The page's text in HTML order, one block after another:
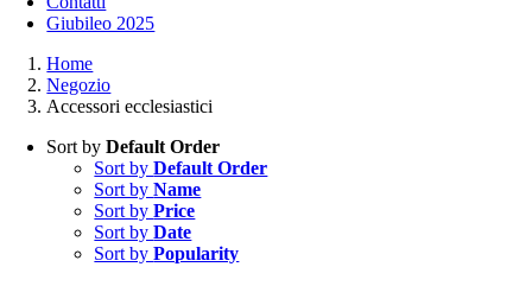
Giubileo 2025
Home
Negozio
Accessori ecclesiastici
Sort byDefault Order
Sort byDefault Order
Sort byName
Sort byPrice
Sort byDate
Sort byPopularity